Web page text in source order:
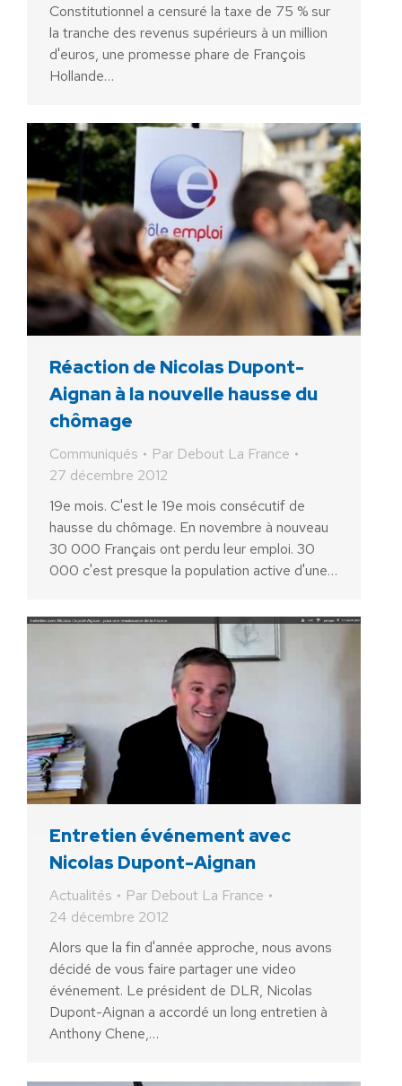
Constitutionnel a censuré la taxe de 75 % sur
la tranche des revenus supérieurs à un million
d'euros, une promesse phare de François
Hollande…
Réaction de Nicolas Dupont-
Aignan à la nouvelle hausse du
chômage
Communiqués Par Debout La France
27 décembre 2012
19e mois. C'est le 19e mois consécutif de
hausse du chômage. En novembre à nouveau
30 000 Français ont perdu leur emploi. 30
000 c'est presque la population active d'une…
Entretien événement avec
Nicolas Dupont-Aignan
Actualités Par Debout La France
24 décembre 2012
Alors que la fin d'année approche, nous avons
décidé de vous faire partager une video
événement. Le président de DLR, Nicolas
Dupont-Aignan a accordé un long entretien à
Anthony Chene,…